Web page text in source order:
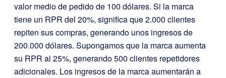
valor medio de pedido de 100 dólares. Si la marca
tiene un RPR del 20%, significa que 2.000 clientes
repiten sus compras, generando unos ingresos de
200.000 dólares. Supongamos que la marca aumenta
su RPR al 25%, generando 500 clientes repetidores
adicionales. Los ingresos de la marca aumentarán a